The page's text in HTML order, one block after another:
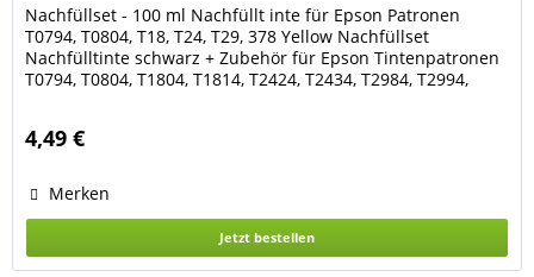
Nachfüllset - 100 ml Nachfüllt inte für Epson Patronen
T0794, T0804, T18, T24, T29, 378 Yellow Nachfüllset
Nachfülltinte schwarz + Zubehör für Epson Tintenpatronen
T0794, T0804, T1804, T1814, T2424, T2434, T2984, T2994,
Patronen der Drucker Epson Expression...
4,49 €
Merken
Jetzt bestellen